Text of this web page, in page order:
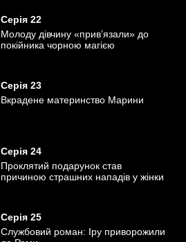
Серія 22
Молоду дівчину «прив’язали» до
покійника чорною магією
Серія 23
Вкрадене материнство Марини
Серія 24
Проклятий подарунок став
причиною страшних нападів у жінки
Серія 25
Службовий роман: Іру приворожили